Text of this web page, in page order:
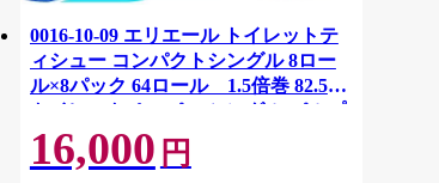
0016-10-09 エリエール トイレットテ
ィシュー コンパクトシングル 8ロー
ル×8パック 64ロール 1.5倍巻 82.5m
トイレットペーパー シングル パルプ
100％ 香りつき 日用品 消耗品 備蓄
16,000 円